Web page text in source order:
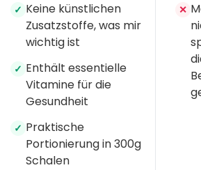
✓ Keine künstlichen
Zusatzstoffe, was mir
wichtig ist
✓ Enthält essentielle
Vitamine für die
Gesundheit
✓ Praktische
Portionierung in 300g
Schalen
✕